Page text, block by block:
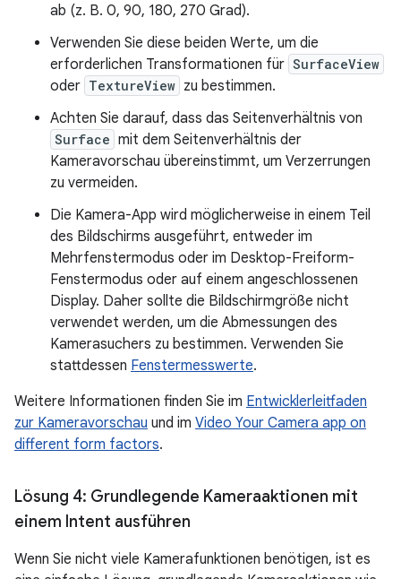
ab (z. B. 0, 90, 180, 270 Grad).
Verwenden Sie diese beiden Werte, um die
erforderlichen Transformationen für SurfaceView
oder TextureView zu bestimmen.
Achten Sie darauf, dass das Seitenverhältnis von
Surface mit dem Seitenverhältnis der
Kameravorschau übereinstimmt, um Verzerrungen
zu vermeiden.
Die Kamera-App wird möglicherweise in einem Teil
des Bildschirms ausgeführt, entweder im
Mehrfenstermodus oder im Desktop-Freiform-
Fenstermodus oder auf einem angeschlossenen
Display. Daher sollte die Bildschirmgröße nicht
verwendet werden, um die Abmessungen des
Kamerasuchers zu bestimmen. Verwenden Sie
stattdessen Fenstermesswerte.
Weitere Informationen finden Sie im Entwicklerleitfaden
zur Kameravorschau und im Video Your Camera app on
different form factors.
Lösung 4: Grundlegende Kameraaktionen mit
einem Intent ausführen
Wenn Sie nicht viele Kamerafunktionen benötigen, ist es